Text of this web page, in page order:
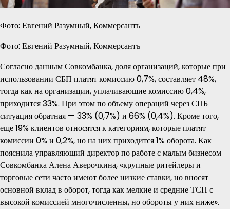
Фото: Евгений Разумный, Коммерсантъ
Фото: Евгений Разумный, Коммерсантъ
Согласно данным Совкомбанка, доля организаций, которые при
использовании СБП платят комиссию 0,7%, составляет 48%,
тогда как на организации, уплачивающие комиссию 0,4%,
приходится 33%. При этом по объему операций через СПБ
ситуация обратная — 33% (0,7%) и 66% (0,4%). Кроме того,
еще 19% клиентов относятся к категориям, которые платят
комиссии 0% и 0,2%, но на них приходится 1% оборота. Как
пояснила управляющий директор по работе с малым бизнесом
Совкомбанка Алена Аверочкина, «крупные ритейлеры и
торговые сети часто имеют более низкие ставки, но вносят
основной вклад в оборот, тогда как мелкие и средние ТСП с
высокой комиссией многочисленны, но обороты у них ниже».